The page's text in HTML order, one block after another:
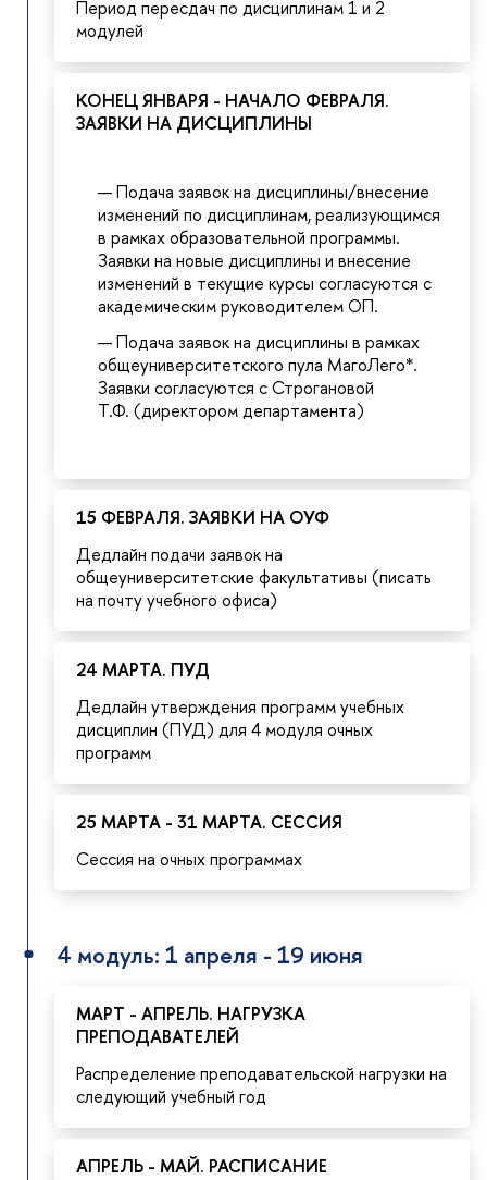
Период пересдач по дисциплинам 1 и 2
модулей
КОНЕЦ ЯНВАРЯ - НАЧАЛО ФЕВРАЛЯ.
ЗАЯВКИ НА ДИСЦИПЛИНЫ
Подача заявок на дисциплины/внесение
изменений по дисциплинам, реализующимся
в рамках образовательной программы.
Заявки на новые дисциплины и внесение
изменений в текущие курсы согласуются с
академическим руководителем ОП.
Подача заявок на дисциплины в рамках
общеуниверситетского пула МагоЛего*.
Заявки согласуются с Строгановой
Т.Ф. (директором департамента)
15 ФЕВРАЛЯ. ЗАЯВКИ НА ОУФ
Дедлайн подачи заявок на
общеуниверситетские факультативы (писать
на почту учебного офиса)
24 МАРТА. ПУД
Дедлайн утверждения программ учебных
дисциплин (ПУД) для 4 модуля очных
программ
25 МАРТА - 31 МАРТА. СЕССИЯ
Сессия на очных программах
4 модуль: 1 апреля - 19 июня
МАРТ - АПРЕЛЬ. НАГРУЗКА
ПРЕПОДАВАТЕЛЕЙ
Распределение преподавательской нагрузки на
следующий учебный год
АПРЕЛЬ - МАЙ. РАСПИСАНИЕ